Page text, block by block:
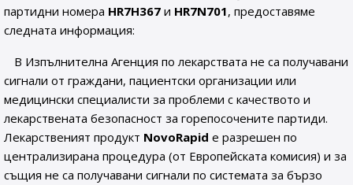
партидни номера HR7H367 и HR7N701, предоставяме
следната информация:
В Изпълнителна Агенция по лекарствата не са получавани
сигнали от граждани, пациентски организации или
медицински специалисти за проблеми с качеството и
лекарствената безопасност за горепосочените партиди.
Лекарственият продукт NovoRapid е разрешен по
централизирана процедура (от Европейската комисия) и за
същия не са получавани сигнали по системата за бързо